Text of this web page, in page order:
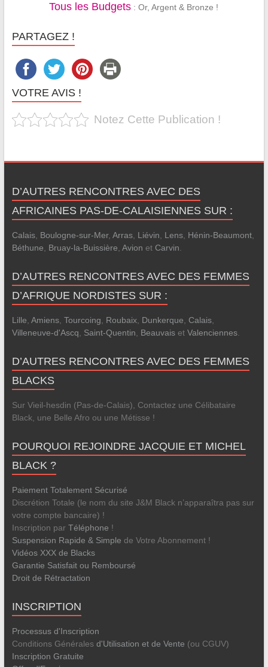
Tous les Budgets : Or, Argent & Bronze !
PARTAGEZ !
VOTRE AVIS !
Notez Cette Publication !
D’AUTRES RENCONTRES AVEC DES
AFRICAINES PAS-DE-CALAISIENNES SUR :
Calais, Boulogne-sur-Mer, Arras, Liévin, Lens, Hénin-Beaumont,
Béthune, Bruay-la-Buissière, Avion et Carvin.
D’AUTRES RENCONTRES AVEC DES FEMMES
D’AFRIQUE NORDISTES SUR :
Lille, Amiens, Tourcoing, Roubaix, Dunkerque, Calais,
Villeneuve-d'Ascq, Saint-Quentin, Beauvaiset Valenciennes.
D’AUTRES RENCONTRES AVEC DES FEMMES
BLACKS
Sur Vieil-hesdin (Pas-de-Calais), Contactez une Célibataire
Black, une Belle Afro ou une Métisse !
POURQUOI REJOINDRE JACQUIE ET MICHEL
BLACK ?
Paiement Totalement Sécurisé
Discrétion Totale (le nom du site J&M Black n’apparaîtra pas sur
votre compte bancaire) !
Inscription par Téléphone !
Suspension Rapide & Simple de Votre Abonnement !
Vidéos XXX de Blacks
Garantie Satisfait ou Remboursé
Droit de Rétractation
INSCRIPTION
Processus d'Inscription
Conditions Générales d'Utilisation et de Vente (ou CGUV)
Inscription Gratuite